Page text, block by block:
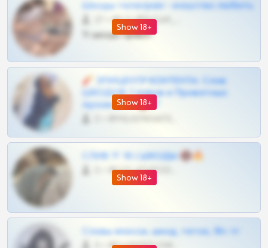
Show 18+
Шкоды телеграм - искуство любить
Тг шкоды приват
Show 18+
🧨 ЭПИЦЕНТР КОНТЕНТА: Слив
ШКОДОВ Сливов и Приватных
Архивов ТГ 🔞💎
Show 18+
СЛИВ ТГ 18 | ШКОДЫ 🔞🔥
Сливы вписок, шкод, теток, 18+ тг